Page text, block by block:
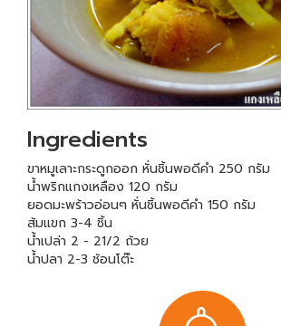
Ingredients
ขาหมูเลาะกระดูกออก หั่นชิ้นพอดีคำ 250 กรัม
น้ำพริกแกงเหลือง 120 กรัม
ยอดมะพร้าวอ่อนๆ หั่นชิ้นพอดีคำ 150 กรัม
ส้มแขก 3-4 ชิ้น
น้ำเปล่า 2 - 21/2 ถ้วย
น้ำปลา 2-3 ช้อนโต๊ะ